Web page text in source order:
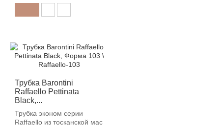
Трубка Barontini
Raffaello Pettinata
Black,...
Трубка эконом серии
Raffaello из тосканской мас